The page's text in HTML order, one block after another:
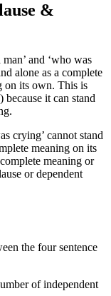
&
and ‘who was
alone as a complete
on its own. This is
because it can stand
crying’ cannot stand
meaning on its
meaning or
or dependent
the four sentence
of independent